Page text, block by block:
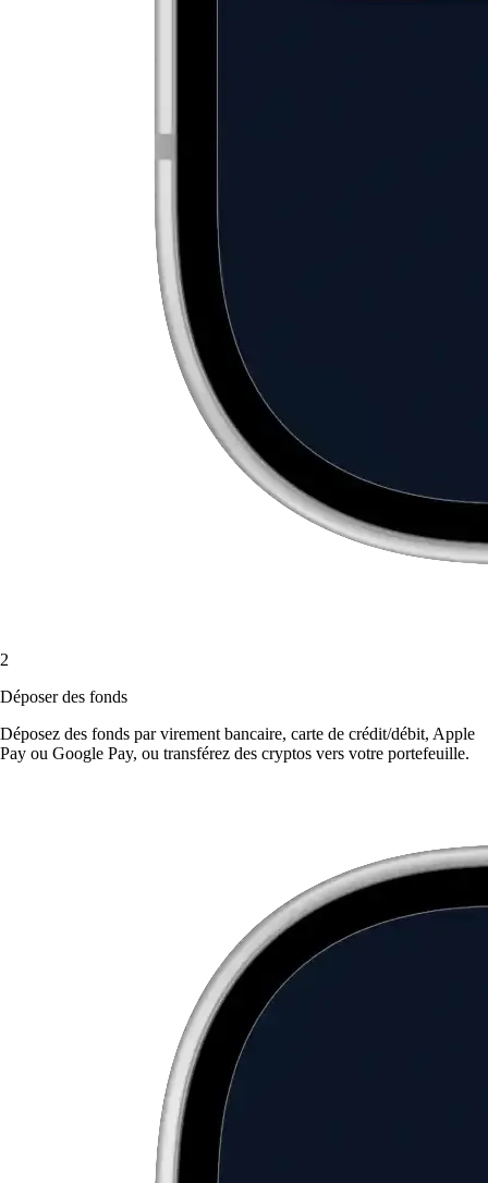
2
Déposer des fonds
Déposez des fonds par virement bancaire, carte de crédit/débit, Apple
Pay ou Google Pay, ou transférez des cryptos vers votre portefeuille.